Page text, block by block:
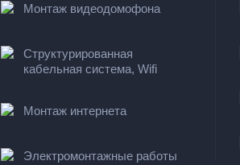
Монтаж видеодомофона
Структурированная
кабельная система, Wifi
Монтаж интернета
Электромонтажные работы